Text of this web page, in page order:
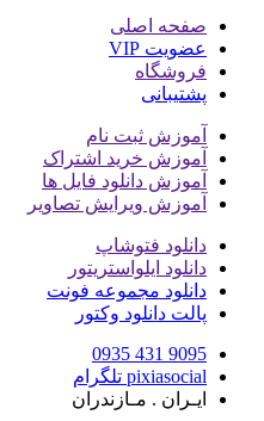
صفحه اصلی
عضویت VIP
فروشگاه
پشتیبانی
آموزش ثبت نام
آموزش خرید اشتراک
آموزش دانلود فایل ها
آموزش ویرایش تصاویر
دانلود فتوشاپ
دانلود ایلواستریتور
دانلود مجموعه فونت
پالت دانلود وکتور
9095 431 0935
pixiasocial تلگرام
ایـران . مـازندران